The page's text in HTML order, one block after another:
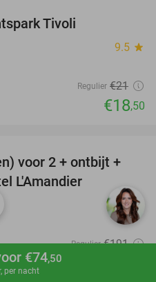
nu€74,50
per nacht
Tivoli
9.5 star
Regulier €21
€18,50
32%
voor 2 + ontbijt +
L'Amandier
9.9star
Regulier €191